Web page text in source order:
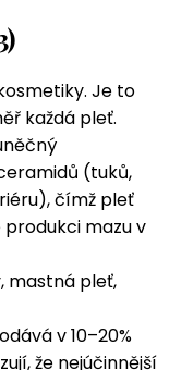
Je to
každá pleť.
(tuků,
čímž pleť
produkci mazu v
mastná pleť,
v 10–20%
že nejúčinnější